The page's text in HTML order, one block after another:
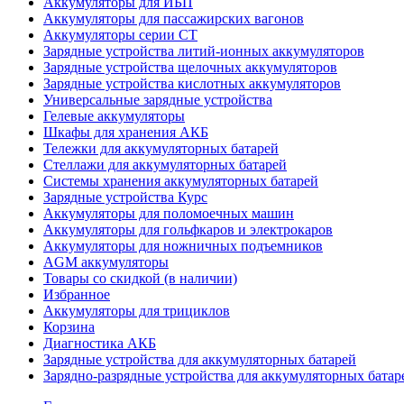
Аккумуляторы для пассажирских вагонов
Аккумуляторы серии СТ
Зарядные устройства литий-ионных аккумуляторов
Зарядные устройства щелочных аккумуляторов
Зарядные устройства кислотных аккумуляторов
Универсальные зарядные устройства
Гелевые аккумуляторы
Шкафы для хранения АКБ
Тележки для аккумуляторных батарей
Стеллажи для аккумуляторных батарей
Системы хранения аккумуляторных батарей
Зарядные устройства Курс
Аккумуляторы для поломоечных машин
Аккумуляторы для гольфкаров и электрокаров
Аккумуляторы для ножничных подъемников
AGM аккумуляторы
Товары со скидкой (в наличии)
Избранное
Аккумуляторы для трициклов
Корзина
Диагностика АКБ
Зарядные устройства для аккумуляторных батарей
Зарядно-разрядные устройства для аккумуляторных